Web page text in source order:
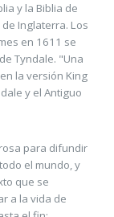
y la Biblia de
Inglaterra. Los
en 1611 se
Tyndale. "Una
la versión King
y el Antiguo
para difundir
el mundo, y
que se
a la vida de